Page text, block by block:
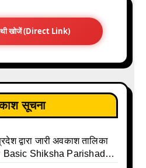
खोजें (Direct Link)
सूचना
द्वारा जारी अवकाश तालिका
Shiksha Parishad